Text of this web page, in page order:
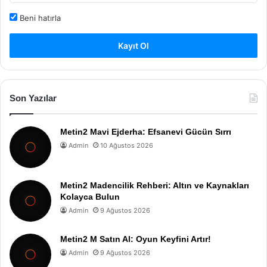
Beni hatırla
Kayıt Ol
Son Yazılar
Metin2 Mavi Ejderha: Efsanevi Gücün Sırrı
Admin 10 Ağustos 2026
Metin2 Madencilik Rehberi: Altın ve Kaynakları
Kolayca Bulun
Admin 9 Ağustos 2026
Metin2 M Satın Al: Oyun Keyfini Artır!
Admin 9 Ağustos 2026